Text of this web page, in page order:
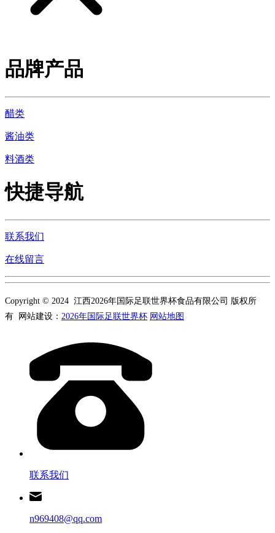
品牌产品
醋类
酱油类
料酒类
快捷导航
联系我们
在线留言
Copyright © 2024 江西2026年国际足联世界杯食品有限公司 版权所
有 网站建设： 2026年国际足联世界杯 网站地图
联系我们
n969408@qq.com